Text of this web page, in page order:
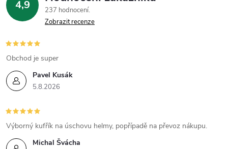
v
ý
p
i
s
u
4,9
237 hodnocení
Zobrazit recenze
Pavel Kusák
5.8.2026
Obchod je super
Michal Švácha
Výborný kufřík na úschovu helmy, popřípadě na převoz nákupu.